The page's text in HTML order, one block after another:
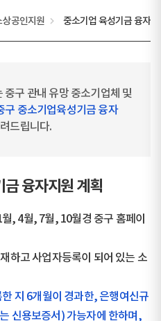
상공인지원 중소기업 육성기금 융자
구 관내 유망 중소기업체 및
구 중소기업육성기금 융자
드립니다.
융자지원 계획
, 4월, 7월, 10월경 중구 홈페이
하고 사업자등록이 되어 있는 소
지 6개월이 경과한, 은행여신규
신용보증서) 가능자에 한하며,